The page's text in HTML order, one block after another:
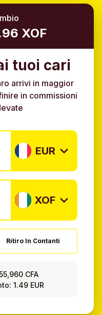
XOF
tuoi cari
arrivi in maggior
in commissioni
EUR
XOF
Ritiro In Contanti
CFA
1.49 EUR